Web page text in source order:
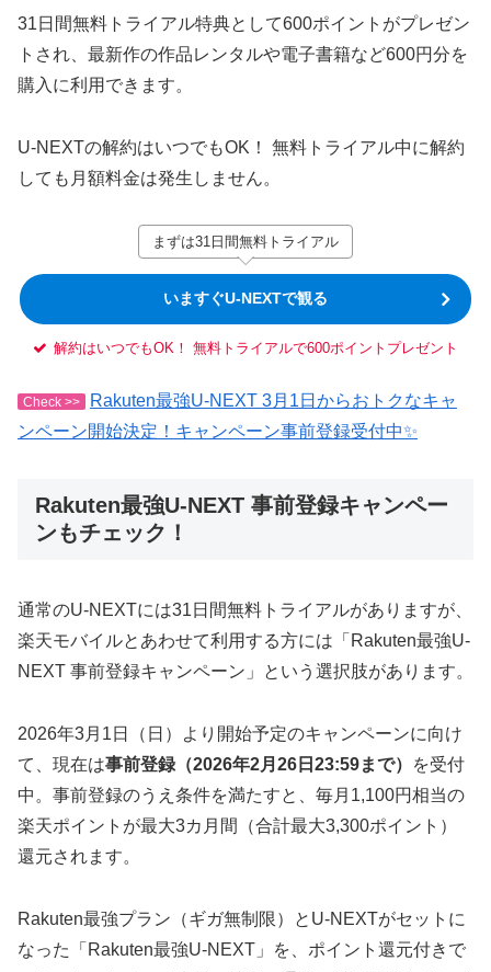
31日間無料トライアル特典として600ポイントがプレゼン
トされ、最新作の作品レンタルや電子書籍など600円分を
購入に利用できます。
U-NEXTの解約はいつでもOK！ 無料トライアル中に解約
しても月額料金は発生しません。
まずは31日間無料トライアル
いますぐU-NEXTで観る
解約はいつでもOK！ 無料トライアルで600ポイントプレゼント
Check >>
Rakuten最強U-NEXT 3月1日からおトクなキャ
ンペーン開始決定！キャンペーン事前登録受付中✨
Rakuten最強U-NEXT 事前登録キャンペー
ンもチェック！
通常のU-NEXTには31日間無料トライアルがありますが、
楽天モバイルとあわせて利用する方には「Rakuten最強U-
NEXT 事前登録キャンペーン」という選択肢があります。
2026年3月1日（日）より開始予定のキャンペーンに向け
て、現在は事前登録（2026年2月26日23:59まで）
を受付
中。事前登録のうえ条件を満たすと、毎月1,100円相当の
楽天ポイントが最大3カ月間（合計最大3,300ポイント）
還元されます。
Rakuten最強プラン（ギガ無制限）とU-NEXTがセットに
なった「Rakuten最強U-NEXT」を、ポイント還元付きで